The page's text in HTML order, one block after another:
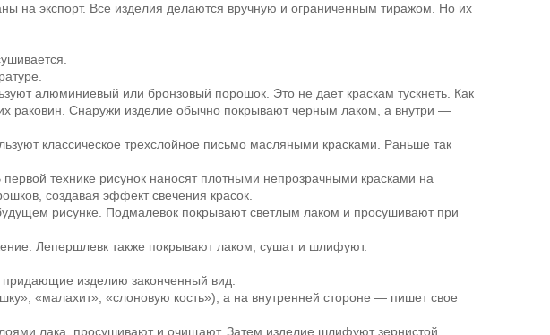
на экспорт. Все изделия делаются вручную и ограниченным тиражом. Но их
алюминиевый или бронзовый порошок. Это не дает краскам тускнеть. Как
раковин. Снаружи изделие обычно покрывают черным лаком, а внутри —
классическое трехслойное письмо масляными красками. Раньше так
технике рисунок наносят плотными непрозрачными красками на
создавая эффект свечения красок.
рисунке. Подмалевок покрывают светлым лаком и просушивают при
Лепершлевк также покрывают лаком, сушат и шлифуют.
изделию законченный вид.
«малахит», «слоновую кость»), а на внутренней стороне — пишет свое
лака, просушивают и очищают. Затем изделие шлифуют зернистой